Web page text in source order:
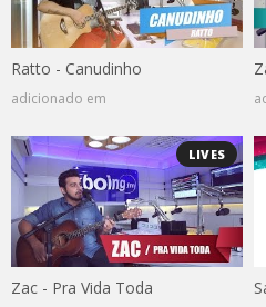
Ratto - Canudinho
adicionado em
LIVES
Zac - Pra Vida Toda